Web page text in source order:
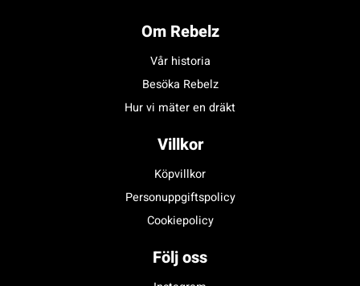
Om Rebelz
Vår historia
Besöka Rebelz
Hur vi mäter en dräkt
Villkor
Köpvillkor
Personuppgiftspolicy
Cookiepolicy
Följ oss